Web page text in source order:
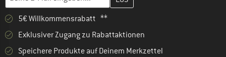
5€ Willkommensrabatt **
Exklusiver Zugang zu Rabattaktionen
Speichere Produkte auf Deinem Merkzettel